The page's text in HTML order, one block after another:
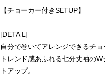
【チョーカー付きSETUP】
[DETAIL]
自分で巻いてアレンジできるチョ
トレンド感あふれる七分丈袖の
トアップ。